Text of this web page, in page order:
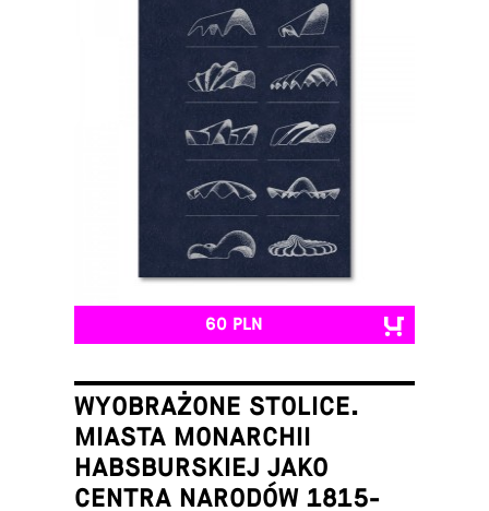
60 PLN
WYOBRAŻONE STOLICE.
MIASTA MONARCHII
HABSBURSKIEJ JAKO
CENTRA NARODÓW 1815-